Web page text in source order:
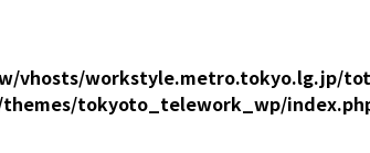
vhosts/workstyle.metro.tokyo.lg.jp/
tokyoto_telework_wp/